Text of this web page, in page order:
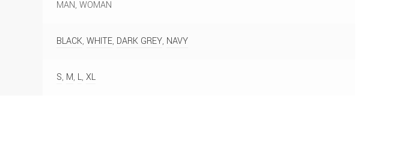
MAN, WOMAN
BLACK, WHITE, DARK GREY, NAVY
S, M, L, XL